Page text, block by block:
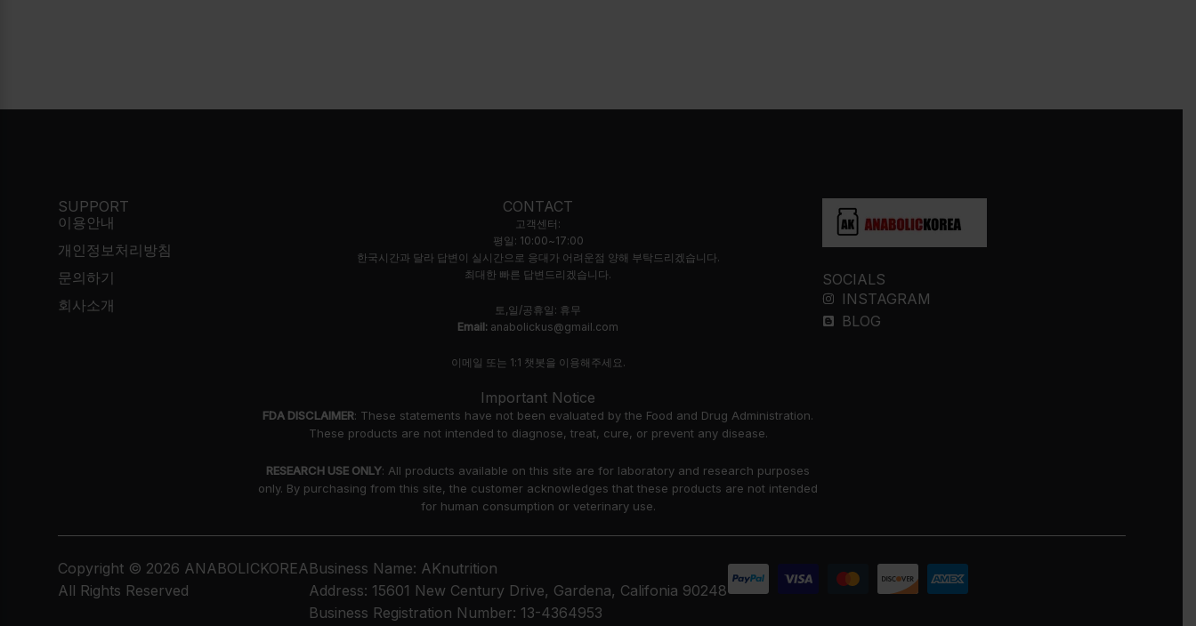
SUPPORT
이용안내
개인정보처리방침
문의하기
회사소개
CONTACT
고객센터:
평일: 10:00~17:00
한국시간과 달라 답변이 실시간으로 응대가 어려운점 양해 부탁드리겠습니다.
최대한 빠른 답변드리겠습니다.
토,일/공휴일: 휴무
Email: anabolickus@gmail.com
이메일 또는 1:1 챗봇을 이용해주세요.
Important Notice
FDA DISCLAIMER: These statements have not been evaluated by the Food and Drug Administration.
These products are not intended to diagnose, treat, cure, or prevent any disease.
RESEARCH USE ONLY: All products available on this site are for laboratory and research purposes
only. By purchasing from this site, the customer acknowledges that these products are not intended
for human consumption or veterinary use.
SOCIALS
INSTAGRAM
BLOG
Copyright © 2026 ANABOLICKOREA
All Rights Reserved
Business Name: AKnutrition
Address: 15601 New Century Drive, Gardena, Califonia 90248
Business Registration Number: 13-4364953